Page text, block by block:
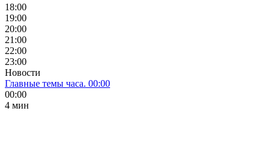
18:00
19:00
20:00
21:00
22:00
23:00
Новости
Главные темы часа. 00:00
00:00
4 мин